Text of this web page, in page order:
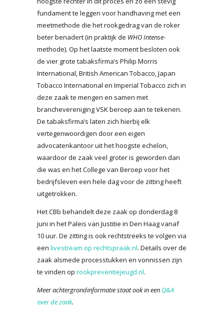
fundament te leggen voor handhaving met een
meetmethode die het rookgedrag van de roker
beter benadert (in praktijk de WHO Intense-
methode). Op het laatste moment besloten ook
de vier grote tabaksfirma’s Philip Morris
International, British American Tobacco, Japan
Tobacco International en Imperial Tobacco zich in
deze zaak te mengen en samen met
branchevereniging VSK beroep aan te tekenen.
De tabaksfirma’s laten zich hierbij elk
vertegenwoordigen door een eigen
advocatenkantoor uit het hoogste echelon,
waardoor de zaak veel groter is geworden dan
die was en het College van Beroep voor het
bedrijfsleven een hele dag voor de zitting heeft
uitgetrokken.
Het CBb behandelt deze zaak op donderdag 8
juni in het Paleis van Justitie in Den Haag vanaf
10 uur. De zitting is ook rechtstreeks te volgen via
een livestream op rechtspraak.nl. Details over de
zaak alsmede processtukken en vonnissen zijn
te vinden op rookpreventiejeugd.nl.
Meer achtergrondinformatie staat ook in een Q&A
over de zaak.